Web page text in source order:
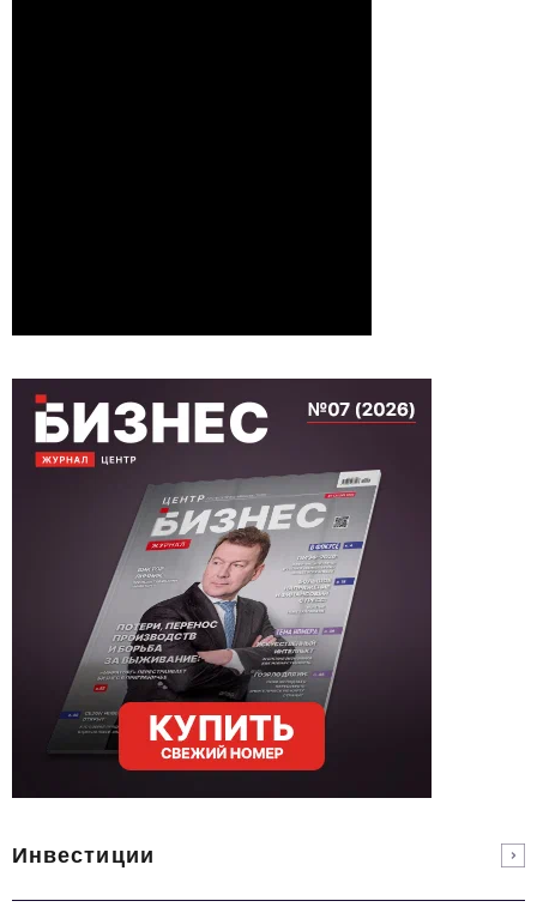
Инвестиции